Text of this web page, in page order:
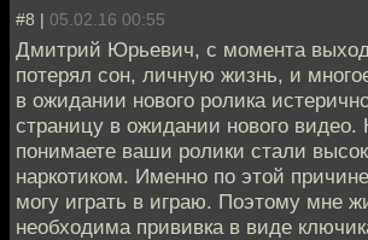
#8 | 05.02.16 00:55
Дмитрий Юрьевич, с момента
потерял сон, личную жизнь, и
в ожидании нового ролика
страницу в ожидании нового видео.
понимаете ваши ролики стали
наркотиком. Именно по этой
могу играть в играю. Поэтому мне
необходима прививка в виде